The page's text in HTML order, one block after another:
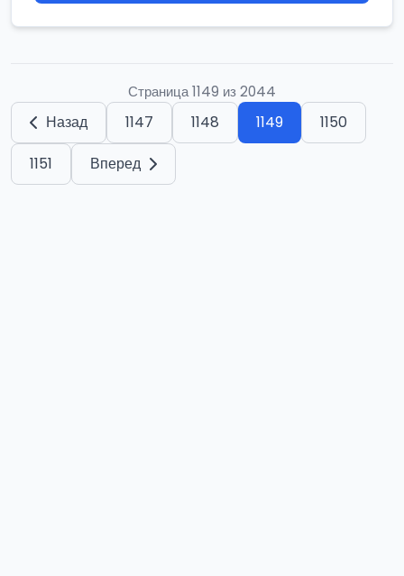
Страница 1149 из 2044
Назад 1147 1148 1149
1150
1151
Вперед